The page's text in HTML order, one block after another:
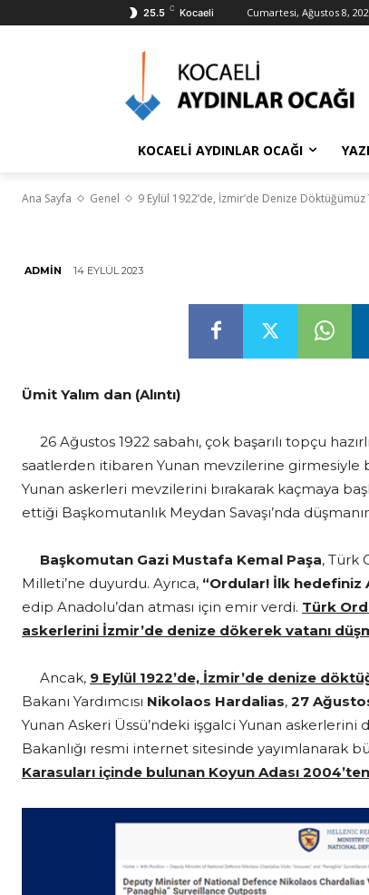
25.5 C Kocaeli Cumartesi, Ağustos 8,
KOCAELİ AYDINLAR OCAĞI
Ana Sayfa Genel 9 Eylül 1922’de, İzmir’de Denize
9 Eylül
İzmir’de!
ADMIN 14 EYLÜL 2023
Ümit Yalım dan (Alıntı)
26 Ağustos 1922 sabahı, çok başarılı topçu
saatlerden itibaren Yunan mevzilerine girmesiyle
Yunan askerleri mevzilerini bırakarak kaçmaya
ettiği Başkomutanlık Meydan Savaşı’nda
Başkomutan Gazi Mustafa Kemal Paşa, Türk
Milleti’ne duyurdu. Ayrıca, “Ordular! İlk hedefiniz
edip Anadolu’dan atması için emir verdi. Türk
askerlerini İzmir’de denize dökerek vatanı
Ancak, 9 Eylül 1922’de, İzmir’de denize
Bakanı Yardımcısı Nikolaos Hardalias, 27
Yunan Askeri Üssü’ndeki işgalci Yunan askerlerini
Bakanlığı resmi internet sitesinde yayımlanarak
Karasuları içinde bulunan Koyun Adası